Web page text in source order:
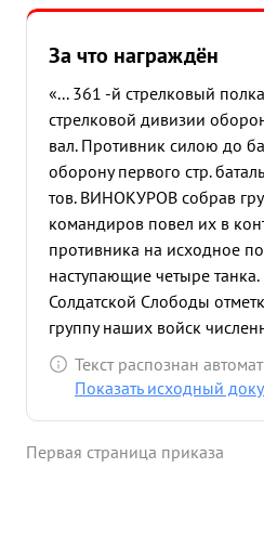
За что награждён
«... 361 -й стрелковый
стрелковой дивизии
вал. Противник силою до
оборону первого стр.
тов. ВИНОКУРОВ собрав
командиров повел их в
противника на исходное
наступающие четыре
Солдатской Слободы
группу наших войск
человек Учитывая
отход частей) тов.
рассеян и частью
Текст распознан
Показать исходный
Первая страница приказа